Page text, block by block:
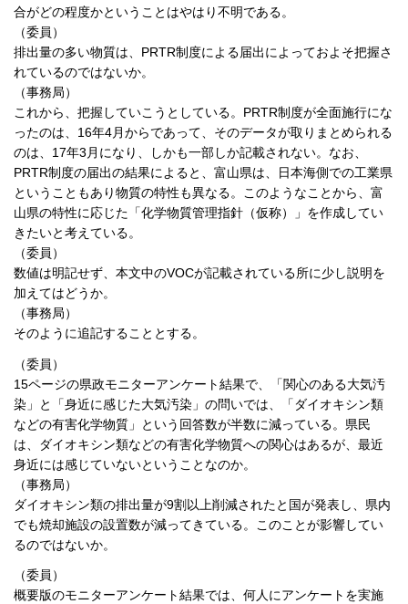
合がどの程度かということはやはり不明である。
（委員）
排出量の多い物質は、PRTR制度による届出によっておよそ把握さ
れているのではないか。
（事務局）
これから、把握していこうとしている。PRTR制度が全面施行にな
ったのは、16年4月からであって、そのデータが取りまとめられる
のは、17年3月になり、しかも一部しか記載されない。なお、
PRTR制度の届出の結果によると、富山県は、日本海側での工業県
ということもあり物質の特性も異なる。このようなことから、富
山県の特性に応じた「化学物質管理指針（仮称）」を作成してい
きたいと考えている。
（委員）
数値は明記せず、本文中のVOCが記載されている所に少し説明を
加えてはどうか。
（事務局）
そのように追記することとする。
（委員）
15ページの県政モニターアンケート結果で、「関心のある大気汚
染」と「身近に感じた大気汚染」の問いでは、「ダイオキシン類
などの有害化学物質」という回答数が半数に減っている。県民
は、ダイオキシン類などの有害化学物質への関心はあるが、最近
身近には感じていないということなのか。
（事務局）
ダイオキシン類の排出量が9割以上削減されたと国が発表し、県内
でも焼却施設の設置数が減ってきている。このことが影響してい
るのではないか。
（委員）
概要版のモニターアンケート結果では、何人にアンケートを実施